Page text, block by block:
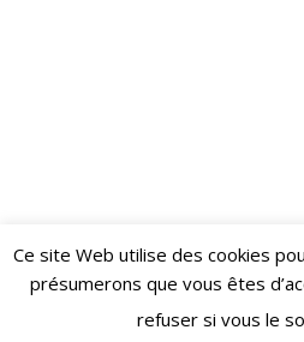
Restez informé·e des dernières
ABONNEZ-VOUS
Ce site Web utilise des cookies
présumerons que vous êtes
refuser si vous le